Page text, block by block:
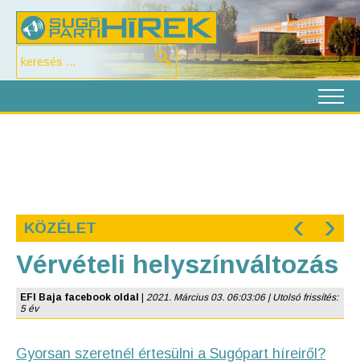
KÖZÉLET ‹ ›
Vérvételi helyszínváltozás
EFI Baja facebook oldal
2021. Március 03. 06:03:06 | Utolsó frissítés:
5 év
Gyorsan szeretnél értesülni a Sugópart híreiről?